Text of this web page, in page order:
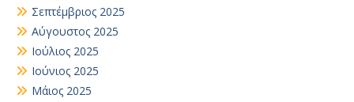
Σεπτέμβριος 2025
Αύγουστος 2025
Ιούλιος 2025
Ιούνιος 2025
Μάιος 2025